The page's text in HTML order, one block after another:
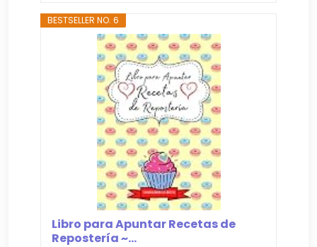
BESTSELLER NO. 6
Libro para Apuntar Recetas de
Repostería ~...